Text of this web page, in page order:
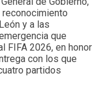
y a las
que
FIFA 2026, en honor
con los que
partidos